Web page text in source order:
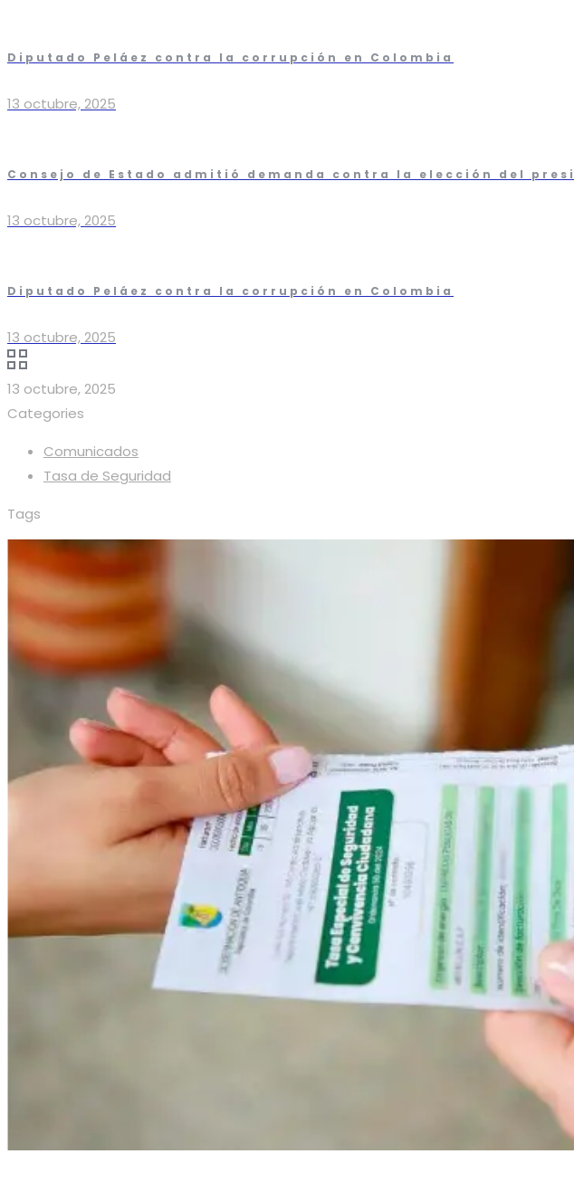
Diputado Peláez contra la corrupción en Colombia
13 octubre, 2025
Consejo de Estado admitió demanda contra la elección del
13 octubre, 2025
Diputado Peláez contra la corrupción en Colombia
13 octubre, 2025
13 octubre, 2025
Categories
Comunicados
Tasa de Seguridad
Tags